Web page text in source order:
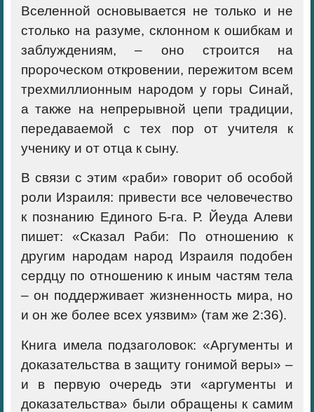
Вселенной основывается не только и не
столько на разуме, склонном к ошибкам и
заблуждениям, – оно строится на
пророческом откровении, пережитом всем
трехмиллионным народом у горы Синай,
а также на непрерывной цепи традиции,
передаваемой с тех пор от учителя к
ученику и от отца к сыну.
В связи с этим «раби» говорит об особой
роли Израиля: привести все человечество
к познанию Единого Б-га. Р. Йеуда Алеви
пишет: «Сказал Раби: По отношению к
другим народам народ Израиля подобен
сердцу по отношению к иным частям тела
– он поддерживает жизненность мира, но
и он же более всех уязвим» (там же 2:36).
Книга имела подзаголовок: «Аргументы и
доказательства в защиту гонимой веры» –
и в первую очередь эти «аргументы и
доказательства» были обращены к самим